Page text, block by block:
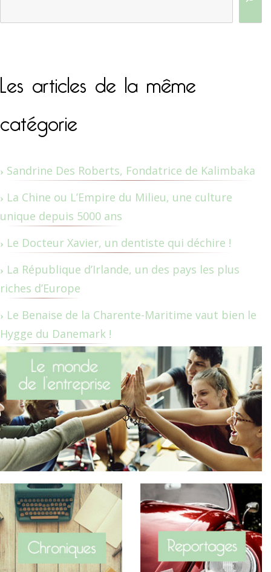
Les articles de la même
catégorie
Sandrine Des Roberts, Fondatrice de Kalimbaka
La Chine ou L’Empire du Milieu, une culture
unique depuis 5000 ans
Le Docteur Xavier, un dentiste qui déchire !
La République d’Irlande, un des pays les plus
riches d’Europe
Le Benaise de la Charente-Maritime vaut bien le
Hygge du Danemark !